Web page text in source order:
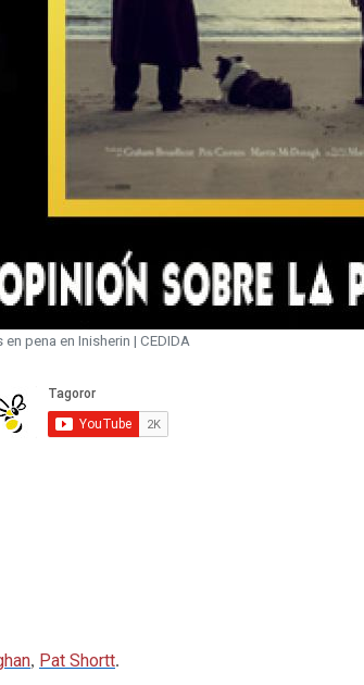
en pena en Inisherin | CEDIDA
, Pat Shortt.